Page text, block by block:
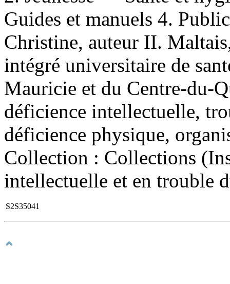
Guides et manuels 4.
Christine, auteur II.
intégré universitaire de
Mauricie et du Centre-du-
déficience intellectuelle,
déficience physique,
Collection : Collections
intellectuelle et en trouble
S2S35041